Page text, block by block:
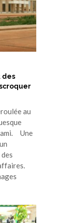
des
au
Une